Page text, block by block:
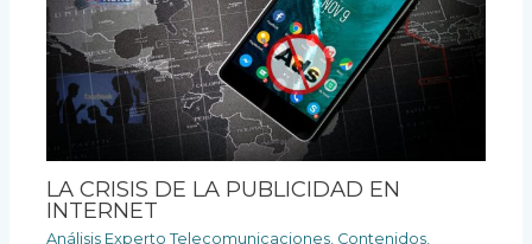
LA CRISIS DE LA PUBLICIDAD EN
INTERNET
Análisis Experto Telecomunicaciones, Contenidos,